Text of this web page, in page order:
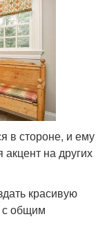
в стороне, и ему
на других
красивую
общим